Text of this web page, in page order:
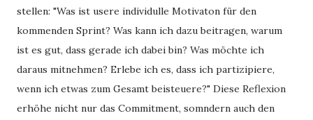
stellen: "Was ist usere individulle Motivaton für den
kommenden Sprint? Was kann ich dazu beitragen, warum
ist es gut, dass gerade ich dabei bin? Was möchte ich
daraus mitnehmen? Erlebe ich es, dass ich partizipiere,
wenn ich etwas zum Gesamt beisteuere?" Diese Reflexion
erhöhe nicht nur das Commitment, somndern auch den